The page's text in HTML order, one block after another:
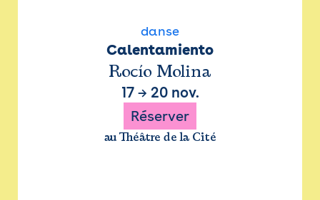
danse
Calentamiento
Rocío Molina
17→ 20 nov.
Réserver
au Théâtre de la Cité